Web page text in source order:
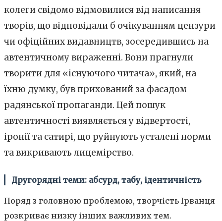
колеги свідомо відмовилися від написання
творів, що відповідали б очікуванням цензури
чи офіційних видавництв, зосередившись на
автентичному вираженні. Вони прагнули
творити для «існуючого читача», який, на
їхню думку, був прихований за фасадом
радянської пропаганди. Цей пошук
автентичності виявляється у відвертості,
іронії та сатирі, що руйнують усталені норми
та викривають лицемірство.
Другорядні теми: абсурд, табу, ідентичність
Поряд з головною проблемою, творчість Ірванця
розкриває низку інших важливих тем.